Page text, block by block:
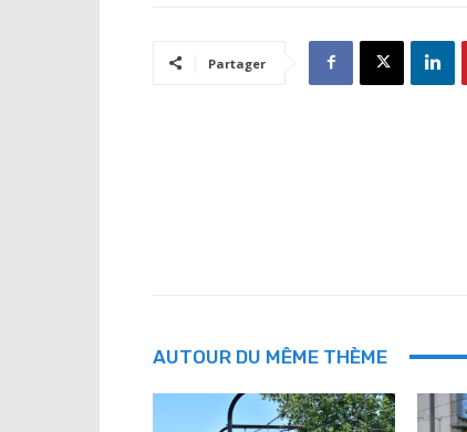
Partager
AUTOUR DU MÊME THÈME